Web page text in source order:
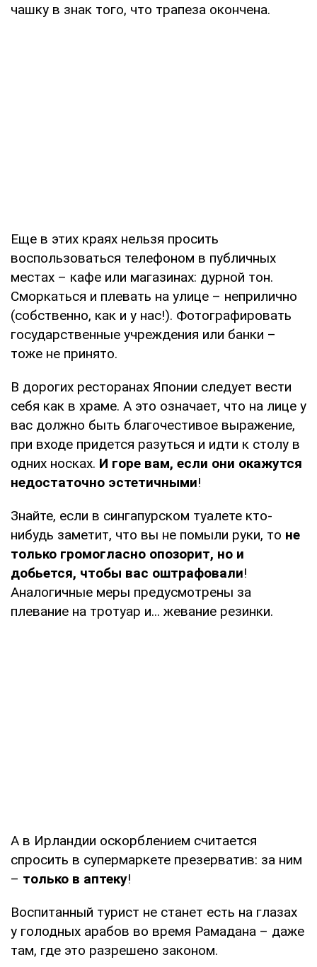
чашку в знак того, что трапеза окончена.
Еще в этих краях нельзя просить
воспользоваться телефоном в публичных
местах – кафе или магазинах: дурной тон.
Сморкаться и плевать на улице – неприлично
(собственно, как и у нас!). Фотографировать
государственные учреждения или банки –
тоже не принято.
В дорогих ресторанах Японии следует вести
себя как в храме. А это означает, что на лице у
вас должно быть благочестивое выражение,
при входе придется разуться и идти к столу в
одних носках. И горе вам, если они окажутся
недостаточно эстетичными!
Знайте, если в сингапурском туалете кто-
нибудь заметит, что вы не помыли руки, то не
только громогласно опозорит, но и
добьется, чтобы вас оштрафовали!
Аналогичные меры предусмотрены за
плевание на тротуар и... жевание резинки.
А в Ирландии оскорблением считается
спросить в супермаркете презерватив: за ним
– только в аптеку!
Воспитанный турист не станет есть на глазах
у голодных арабов во время Рамадана – даже
там, где это разрешено законом.